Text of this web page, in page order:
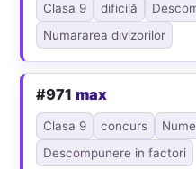
Clasa 9 dificilă
Numararea divizorilor
#971max
Clasa 9 concurs
Descompunere in factori